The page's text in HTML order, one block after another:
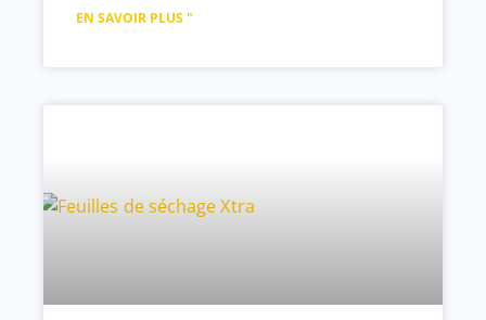
EN SAVOIR PLUS "